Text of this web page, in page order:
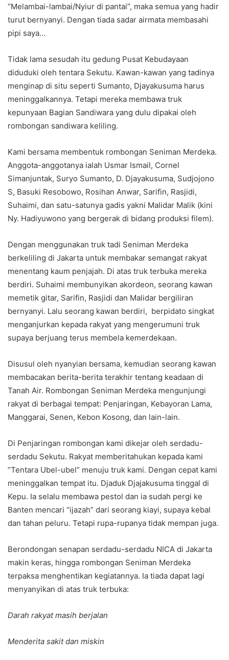
“Melambai-lambai/Nyiur di pantai”, maka semua yang hadir
turut bernyanyi. Dengan tiada sadar airmata membasahi
pipi saya…
Tidak lama sesudah itu gedung Pusat Kebudayaan
diduduki oleh tentara Sekutu. Kawan-kawan yang tadinya
menginap di situ seperti Sumanto, Djayakusuma harus
meninggalkannya. Tetapi mereka membawa truk
kepunyaan Bagian Sandiwara yang dulu dipakai oleh
rombongan sandiwara keliling.
Kami bersama membentuk rombongan Seniman Merdeka.
Anggota-anggotanya ialah Usmar Ismail, Cornel
Simanjuntak, Suryo Sumanto, D. Djayakusuma, Sudjojono
S, Basuki Resobowo, Rosihan Anwar, Sarifin, Rasjidi,
Suhaimi, dan satu-satunya gadis yakni Malidar Malik (kini
Ny. Hadiyuwono yang bergerak di bidang produksi filem).
Dengan menggunakan truk tadi Seniman Merdeka
berkeliling di Jakarta untuk membakar semangat rakyat
menentang kaum penjajah. Di atas truk terbuka mereka
berdiri. Suhaimi membunyikan akordeon, seorang kawan
memetik gitar, Sarifin, Rasjidi dan Malidar bergiliran
bernyanyi. Lalu seorang kawan berdiri, berpidato singkat
menganjurkan kepada rakyat yang mengerumuni truk
supaya berjuang terus membela kemerdekaan.
Disusul oleh nyanyian bersama, kemudian seorang kawan
membacakan berita-berita terakhir tentang keadaan di
Tanah Air. Rombongan Seniman Merdeka mengunjungi
rakyat di berbagai tempat: Penjaringan, Kebayoran Lama,
Manggarai, Senen, Kebon Kosong, dan lain-lain.
Di Penjaringan rombongan kami dikejar oleh serdadu-
serdadu Sekutu. Rakyat memberitahukan kepada kami
”Tentara Ubel-ubel” menuju truk kami. Dengan cepat kami
meninggalkan tempat itu. Djaduk Djajakusuma tinggal di
Kepu. Ia selalu membawa pestol dan ia sudah pergi ke
Banten mencari “ijazah” dari seorang kiayi, supaya kebal
dan tahan peluru. Tetapi rupa-rupanya tidak mempan juga.
Berondongan senapan serdadu-serdadu NICA di Jakarta
makin keras, hingga rombongan Seniman Merdeka
terpaksa menghentikan kegiatannya. Ia tiada dapat lagi
menyanyikan di atas truk terbuka:
Darah rakyat masih berjalan
Menderita sakit dan miskin